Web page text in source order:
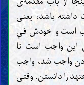
باشد، یعنی
است و خودش في
این واجب است تا
واجب شد، واجب
را دانستن. وقتی